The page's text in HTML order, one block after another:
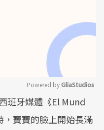
Mute
Powered by GliaStudios
班牙媒體《El Mund
寶寶的臉上開始長滿